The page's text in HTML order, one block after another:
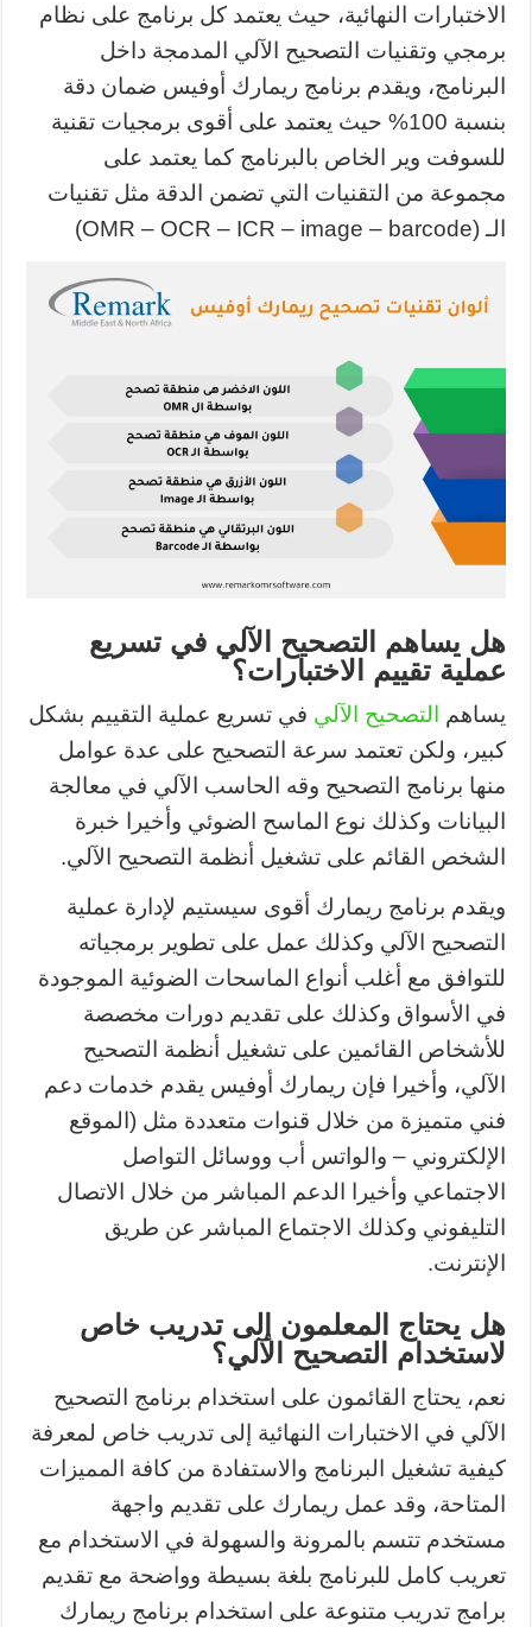
الاختبارات النهائية، حيث يعتمد كل برنامج على نظام
برمجي وتقنيات التصحيح الآلي المدمجة داخل
البرنامج، ويقدم برنامج ريمارك أوفيس ضمان دقة
بنسبة 100% حيث يعتمد على أقوى برمجيات تقنية
للسوفت وير الخاص بالبرنامج كما يعتمد على
مجموعة من التقنيات التي تضمن الدقة مثل تقنيات
الـ (OMR – OCR – ICR – image – barcode)
هل يساهم التصحيح الآلي في تسريع
عملية تقييم الاختبارات؟
يساهم التصحيح الآلي في تسريع عملية التقييم بشكل
كبير، ولكن تعتمد سرعة التصحيح على عدة عوامل
منها برنامج التصحيح وقه الحاسب الآلي في معالجة
البيانات وكذلك نوع الماسح الضوئي وأخيرا خبرة
الشخص القائم على تشغيل أنظمة التصحيح الآلي.
ويقدم برنامج ريمارك أقوى سيستيم لإدارة عملية
التصحيح الآلي وكذلك عمل على تطوير برمجياته
للتوافق مع أغلب أنواع الماسحات الضوئية الموجودة
في الأسواق وكذلك على تقديم دورات مخصصة
للأشخاص القائمين على تشغيل أنظمة التصحيح
الآلي، وأخيرا فإن ريمارك أوفيس يقدم خدمات دعم
فني متميزة من خلال قنوات متعددة مثل (الموقع
الإلكتروني – والواتس أب ووسائل التواصل
الاجتماعي وأخيرا الدعم المباشر من خلال الاتصال
التليفوني وكذلك الاجتماع المباشر عن طريق
الإنترنت.
هل يحتاج المعلمون إلى تدريب خاص
لاستخدام التصحيح الآلي؟
نعم، يحتاج القائمون على استخدام برنامج التصحيح
الآلي في الاختبارات النهائية إلى تدريب خاص لمعرفة
كيفية تشغيل البرنامج والاستفادة من كافة المميزات
المتاحة، وقد عمل ريمارك على تقديم واجهة
مستخدم تتسم بالمرونة والسهولة في الاستخدام مع
تعريب كامل للبرنامج بلغة بسيطة وواضحة مع تقديم
برامج تدريب متنوعة على استخدام برنامج ريمارك